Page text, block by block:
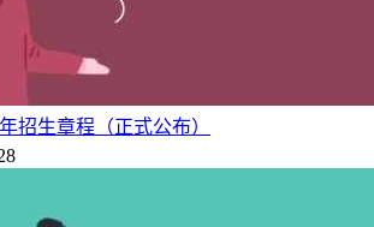
，最低558分，位次28271。
最低558分，位次28271。
低560分，位次27291。
最低515分，位次52572。
招生章程（正式公布）